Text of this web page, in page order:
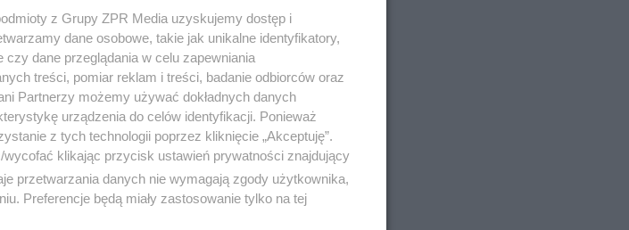
z Grupy ZPR Media uzyskujemy dostęp i
dane osobowe, takie jak unikalne identyfikatory,
dane przeglądania w celu zapewniania
treści, pomiar reklam i treści, badanie odbiorców oraz
Partnerzy możemy używać dokładnych danych
urządzenia do celów identyfikacji. Ponieważ
z tych technologii poprzez kliknięcie „Akceptuję”.
klikając przycisk ustawień prywatności znajdujący
przetwarzania danych nie wymagają zgody użytkownika,
Preferencje będą miały zastosowanie tylko na tej